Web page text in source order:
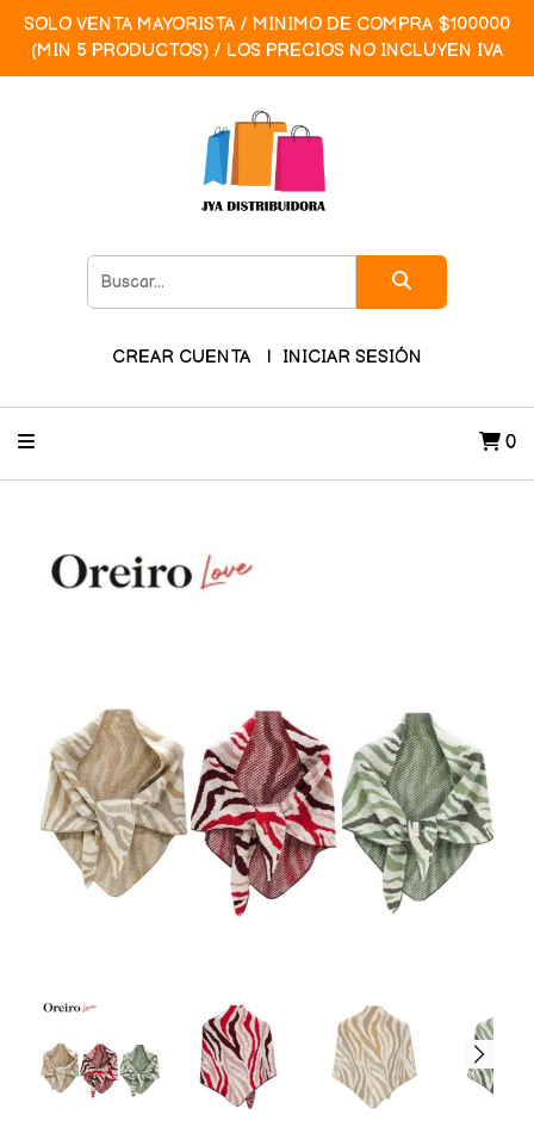
SOLO VENTA MAYORISTA / MINIMO DE COMPRA $100000
(MIN 5 PRODUCTOS) / LOS PRECIOS NO INCLUYEN IVA
CREAR CUENTA INICIAR SESIÓN
0